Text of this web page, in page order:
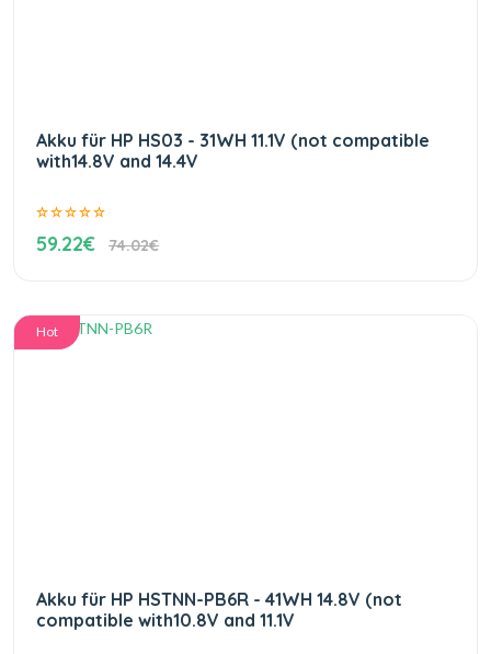
Akku für HP HS03 - 31WH 11.1V (not compatible
with14.8V and 14.4V
59.22€ 74.02€
Hot
Akku für HP HSTNN-PB6R - 41WH 14.8V (not
compatible with10.8V and 11.1V